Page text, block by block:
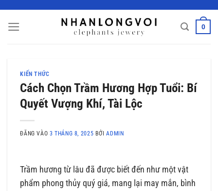
nội
0
KIẾN THỨC
Cách Chọn Trầm Hương Hợp Tuổi: Bí
Quyết Vượng Khí, Tài Lộc
ĐĂNG VÀO 3 THÁNG 8, 2025 BỞIADMIN
Trầm hương từ lâu đã được biết đến như một vật
phẩm phong thủy quý giá, mang lại may mắn, bình